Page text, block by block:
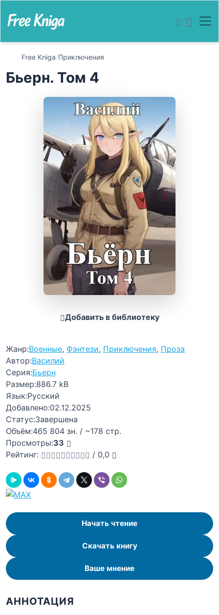
Free Kniga/Приключения
Бьерн. Том 4
Добавить в библиотеку
Жанр:Военные, Фэнтези, Приключения, Проза
Автор:Василий
Серия:Бьерн
Размер:886.7 kB
Язык:Русский
Добавлено:02.12.2025
Статус:Завершена
Объём:465 804 зн. / ~178 стр.
Просмотры:33
Рейтинг:
/ 0,0
Начать чтение
Скачать книгу
Ваше мнение
АННОТАЦИЯ